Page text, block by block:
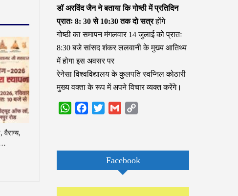
डॉ अरविंद जैन ने बताया कि गोष्ठी में प्रतिदिन
प्रातः 8: 30 से 10:30 तक दो सत्रहोंगे
गोष्ठी का समापन मंगलवार 14 जुलाई को प्रातः
8:30 बजे सांसद शंकर ललवानी के मुख्य आतिथ्य
में होगा इस अवसर पर
रेनेसा विश्वविद्यालय के कुलपति स्वप्निल कोठारी
मुख्य वक्ता के रूप में अपने विचार व्यक्त करेंगे।
WhatsAppFacebook
Twitter Gmail
Facebook